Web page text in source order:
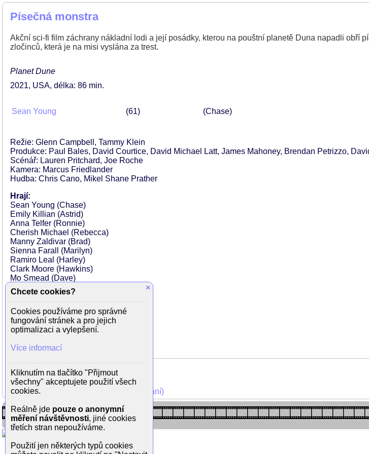
Písečná monstra
Akční sci-fi film záchrany nákladní lodi a její posádky, kterou na pouštní planetě Duna napadli obří
zločinců, která je na misi vyslána za trest.
Planet Dune
2021 USA délka: 86 min
Sean Young 61 (Chase)
Režie: Glenn Campbell, Tammy Klein
Produkce: Paul Bales, David Courtice, David Michael Latt, James Mahoney, Brendan Petrizzo,
Scénář: Lauren Pritchard, Joe Roche
Kamera: Marcus Friedlander
Hudba: Chris Cano, Mikel Shane Prather
Hrají:
Sean Young (Chase)
Emily Killian (Astrid)
Anna Telfer (Ronnie)
Cherish Michael (Rebecca)
Manny Zaldivar (Brad)
Sienna Farall (Marilyn)
Ramiro Leal (Harley)
Clark Moore (Hawkins)
Mo Smead (Dave)
Grant Terzakis (Bryant)
Sharon Desiree (Space Force Control)
Audrey Latt (Space Station Officer)
Tammy Klein (A.I.)
Ashley Reign (Bridge Assistant)
Mohli jste vidět v TV (zobrazit starší vysílání)
×
Chcete cookies?
Cookies používáme pro správné
fungování stránek a pro jejich
optimalizaci a vylepšení.
Více informací
Kliknutím na tlačítko "Přijmout
všechny" akceptujete použití všech
cookies.
Reálně jde pouze o anonymní
měření návštěvnosti, jiné cookies
třetích stran nepoužíváme.
Použití jen některých typů cookies